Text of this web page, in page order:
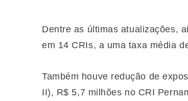
Dentre as últimas atualizações,
em 14 CRIs, a uma taxa média
Também houve redução de
II), R$ 5,7 milhões no CRI